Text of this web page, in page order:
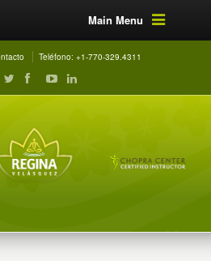
Main Menu
Teléfono: +1-770-329.4311